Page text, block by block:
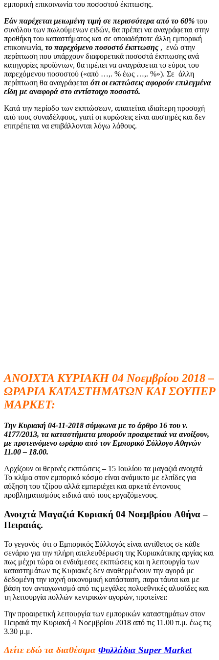
εμπορική επικοινωνία του ποσοστού έκπτωσης.
Εάν παρέχεται μειωμένη τιμή σε περισσότερα από το 60% του
συνόλου των πωλούμενων ειδών, θα πρέπει να αναγράφεται στην
προθήκη του καταστήματος και σε οποιαδήποτε άλλη εμπορική
επικοινωνία, το παρεχόμενο ποσοστό έκπτωσης , ενώ στην
περίπτωση που υπάρχουν διαφορετικά ποσοστά έκπτωσης ανά
κατηγορίες προϊόντων, θα πρέπει να αναγράφεται το εύρος του
παρεχόμενου ποσοστού («από …,. % έως …,. %»). Σε άλλη
περίπτωση θα αναγράφεταιότι οι εκπτώσεις αφορούν επιλεγμένα
είδη με αναφορά στο αντίστοιχο ποσοστό.
Κατά την περίοδο των εκπτώσεων, απαιτείται ιδιαίτερη προσοχή
από τους συναδέλφους, γιατί οι κυρώσεις είναι αυστηρές και δεν
επιτρέπεται να επιβάλλονται λόγω λάθους.
ΑΝΟΙΧΤΑ ΚΥΡΙΑΚΗ 04 Νοεμβρίου 2018 –
ΩΡΑΡΙΑ ΚΑΤΑΣΤΗΜΑΤΩΝ ΚΑΙ ΣΟΥΠΕΡ
ΜΑΡΚΕΤ:
Την Κυριακή 04-11-2018 σύμφωνα με το άρθρο 16 του ν.
4177/2013, τα καταστήματα μπορούν προαιρετικά να ανοίξουν,
με προτεινόμενο ωράριο από τον Εμπορικό Σύλλογο Αθηνών
11.00 – 18.00.
Αρχίζουν οι θερινές εκπτώσεις – 15 Ιουλίου τα μαγαζιά ανοιχτά
Το κλίμα στον εμπορικό κόσμο είναι ανάμικτο με ελπίδες για
αύξηση του τζίρου αλλά εμπεριέχει και αρκετά έντονους
προβληματισμόυς ειδικά από τους εργαζόμενους.
Ανοιχτά Μαγαζιά Κυριακή 04 Νοεμβρίου Αθήνα –
Πειραιάς.
Το γεγονός ότι ο Εμπορικός Σύλλογός είναι αντίθετος σε κάθε
σενάριο για την πλήρη απελευθέρωση της Κυριακάτικης αργίας και
πως μέχρι τώρα οι ενδιάμεσες εκπτώσεις και η λειτουργία των
καταστημάτων τις Κυριακές δεν αναθερμένουν την αγορά με
δεδομένη την ισχνή οικονομική κατάσταση, παρα τάυτα και με
βάση τον ανταγωνισμό από τις μεγάλες πολυεθνικές αλυσίδες και
τη λειτουργία πολλών κεντρικών αγορών, προτείνει:
Την προαιρετική λειτουργία των εμπορικών καταστημάτων στον
Πειραιά την Κυριακή 4 Νοεμβρίου 2018 από τις 11.00 π.μ. έως τις
3.30 μ.μ.
Δείτε εδώ τα διαθέσιμα Φυλλάδια Super Market